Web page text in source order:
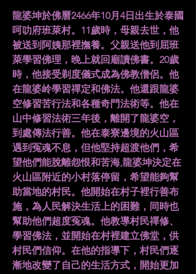
龍婆坤於佛曆2466年10月4日出生於泰國
呵叻府班萊村。11歲時，母親去世，他
被送到阿姨那裡撫養。父親送他到屈班
萊學習佛理，晚上就回廟讀佛書。20歲
時，他接受剃度儀式成為佛教僧侶。他
在龍婆岭學習禪定和佛法。他還跟龍婆
空修習苦行法和各種奇門法術等。他在
山中修習法術三年後，離開了龍婆空，
到處傳法行善。他在泰寮邊境的火山區
遇到冤魂不息，但他堅持超渡他們，希
望他們能脫離怨恨和苦海,龍婆坤決定在
火山區附近的小村落停留，希望能夠幫
助當地的村民。他開始在村子裡行善布
施，為人民解決生活上的困難，同時也
幫助他們超度冤魂。他教導村民禪修、
學習佛法，並開始在村裡建立佛堂，供
村民們信仰。在他的指導下，村民們逐
漸地改變了自己的生活方式，開始更加